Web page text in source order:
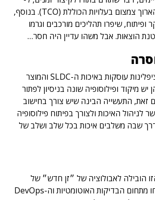
ROI גבוה, ובטווח הארוך צמצום בעלויות הכוללת (TCO). בנוסף,
ופיתוח, שיפרו תהליכים מורכבים וגרמו
הוצאות. אבל משהו עדיין היה חסר…
למרות ששתי הדיסציפלינות עוסקות באיכות ה-SLDC והמוצר
מיקוד ופילוסופיה שונה בניסיון לפתור
זאת, התעשייה הבינה שיש צורך בחישוב
לניהול האיכות ולצורך בפיתוח פילוסופיה
שבה משלבים איכות בכל שלב ושלב של
הובילה לאבולוציה של ״זן חדש״ של
מהנדסים, שהתפתחו מתחום הבדיקות האוטומטיות וה-DevOps